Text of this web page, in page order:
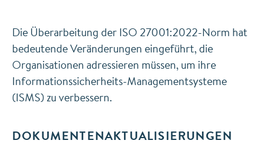
Die Überarbeitung der ISO 27001:2022-Norm hat
bedeutende Veränderungen eingeführt, die
Organisationen adressieren müssen, um ihre
Informationssicherheits-Managementsysteme
(ISMS) zu verbessern.
DOKUMENTENAKTUALISIERUNGEN